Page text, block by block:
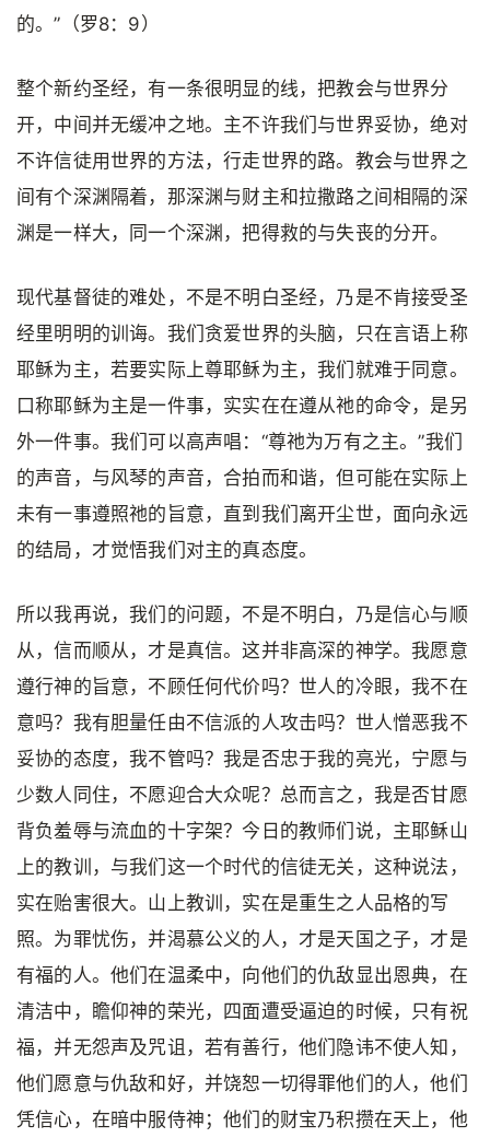
的。”（罗8：9）
整个新约圣经，有一条很明显的线，把教会与世界分
开，中间并无缓冲之地。主不许我们与世界妥协，绝对
不许信徒用世界的方法，行走世界的路。教会与世界之
间有个深渊隔着，那深渊与财主和拉撒路之间相隔的深
渊是一样大，同一个深渊，把得救的与失丧的分开。
现代基督徒的难处，不是不明白圣经，乃是不肯接受圣
经里明明的训诲。我们贪爱世界的头脑，只在言语上称
耶稣为主，若要实际上尊耶稣为主，我们就难于同意。
口称耶稣为主是一件事，实实在在遵从祂的命令，是另
外一件事。我们可以高声唱：“尊祂为万有之主。”我们
的声音，与风琴的声音，合拍而和谐，但可能在实际上
未有一事遵照祂的旨意，直到我们离开尘世，面向永远
的结局，才觉悟我们对主的真态度。
所以我再说，我们的问题，不是不明白，乃是信心与顺
从，信而顺从，才是真信。这并非高深的神学。我愿意
遵行神的旨意，不顾任何代价吗？世人的冷眼，我不在
意吗？我有胆量任由不信派的人攻击吗？世人憎恶我不
妥协的态度，我不管吗？我是否忠于我的亮光，宁愿与
少数人同住，不愿迎合大众呢？总而言之，我是否甘愿
背负羞辱与流血的十字架？今日的教师们说，主耶稣山
上的教训，与我们这一个时代的信徒无关，这种说法，
实在贻害很大。山上教训，实在是重生之人品格的写
照。为罪忧伤，并渴慕公义的人，才是天国之子，才是
有福的人。他们在温柔中，向他们的仇敌显出恩典，在
清洁中，瞻仰神的荣光，四面遭受逼迫的时候，只有祝
福，并无怨声及咒诅，若有善行，他们隐讳不使人知，
他们愿意与仇敌和好，并饶恕一切得罪他们的人，他们
凭信心，在暗中服侍神；他们的财宝乃积攒在天上，他